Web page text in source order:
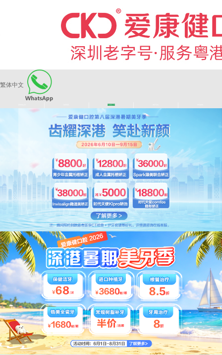
繁体中文
长者医疗券